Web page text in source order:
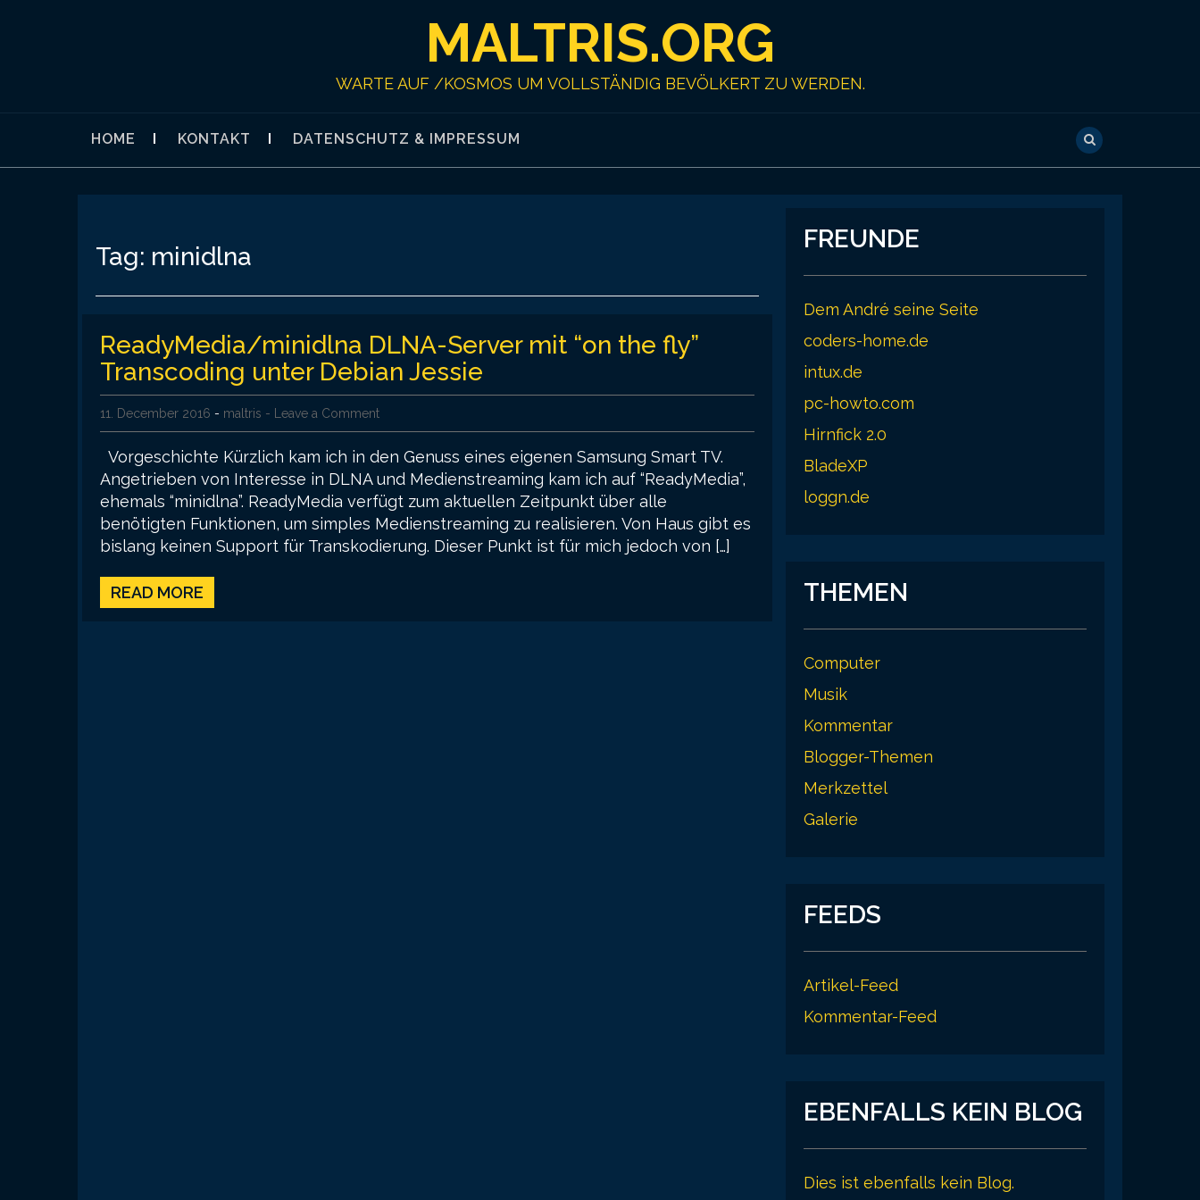
MALTRIS.ORG
WARTE AUF /KOSMOS UM VOLLSTÄNDIG BEVÖLKERT ZU WERDEN.
HOME KONTAKT DATENSCHUTZ & IMPRESSUM
Tag: minidlna
ReadyMedia/minidlna DLNA-Server mit “on the fly”
Transcoding unter Debian Jessie
11. December 2016 - maltris - Leave a Comment
Vorgeschichte Kürzlich kam ich in den Genuss eines eigenen Samsung Smart TV.
Angetrieben von Interesse in DLNA und Medienstreaming kam ich auf “ReadyMedia”,
ehemals “minidlna”. ReadyMedia verfügt zum aktuellen Zeitpunkt über alle
benötigten Funktionen, um simples Medienstreaming zu realisieren. Von Haus gibt es
bislang keinen Support für Transkodierung. Dieser Punkt ist für mich jedoch von […]
READ MORE
FREUNDE
Dem André seine Seite
coders-home.de
intux.de
pc-howto.com
Hirnfick 2.0
BladeXP
loggn.de
THEMEN
Computer
Musik
Kommentar
Blogger-Themen
Merkzettel
Galerie
FEEDS
Artikel-Feed
Kommentar-Feed
EBENFALLS KEIN BLOG
Dies ist ebenfalls kein Blog.